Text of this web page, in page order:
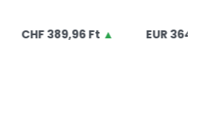
389,96 Ft▲ EUR 364,50 Ft▲